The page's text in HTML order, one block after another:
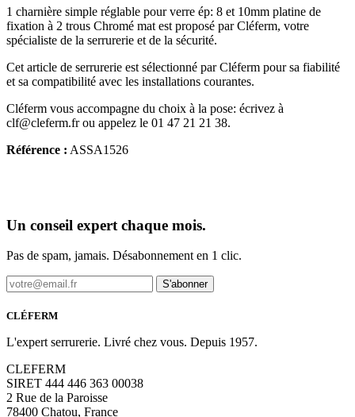
1 charnière simple réglable pour verre ép: 8 et 10mm platine de
fixation à 2 trous Chromé mat est proposé par Cléferm, votre
spécialiste de la serrurerie et de la sécurité.
Cet article de serrurerie est sélectionné par Cléferm pour sa fiabilité
et sa compatibilité avec les installations courantes.
Cléferm vous accompagne du choix à la pose: écrivez à
clf@cleferm.fr ou appelez le 01 47 21 21 38.
Référence : ASSA1526
Un conseil expert chaque mois.
Pas de spam, jamais. Désabonnement en 1 clic.
S'abonner
CLÉFERM
L'expert serrurerie. Livré chez vous. Depuis 1957.
CLEFERM
SIRET 444 446 363 00038
2 Rue de la Paroisse
78400 Chatou, France